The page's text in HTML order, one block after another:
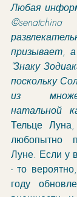
Любая
призывает,
"Знаку
поскольку
из
натальной
Тельце
любопытно
Луне. Если у
- то
году